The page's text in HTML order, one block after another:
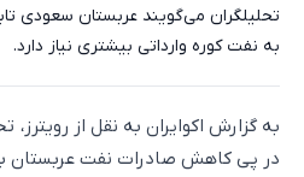
تحلیلگران می‌گویند عربستان سعودی
به نفت کوره وارداتی بیشتری نیاز دارد.
به گزارش اکو‌ایران به نقل از رویترز،
در پی کاهش صادرات نفت عربستان